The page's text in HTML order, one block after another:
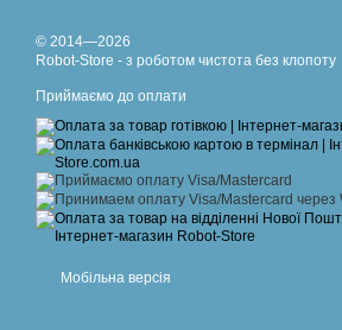
© 2014—2026
Robot-Store - з роботом чистота без клопоту
Приймаємо до оплати
Мобільна версія